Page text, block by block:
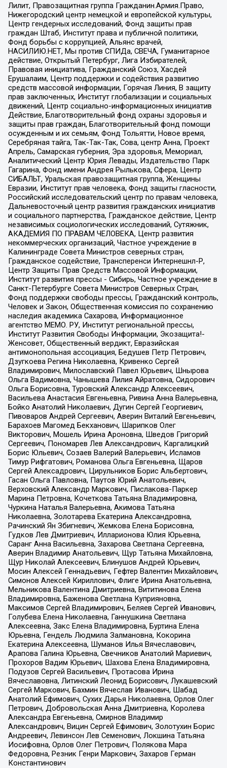
Лилит, Правозащитная группа Гражданин.Армия.Право,
Нижегородский центр немецкой и европейской культуры,
Центр гендерных исследований, Фонд защиты прав
граждан Штаб, Институт права и публичной политики,
Фонд борьбы с коррупцией, Альянс врачей,
НАСИЛИЮ.НЕТ, Мы против СПИДа, СВЕЧА, Гуманитарное
действие, Открытый Петербург, Лига Избирателей,
Правовая инициатива, Гражданский Союз, Хасдей
Ерушалаим, Центр поддержки и содействия развитию
средств массовой информации, Горячая Линия, В защиту
прав заключенных, Институт глобализации и социальных
движений, Центр социально-информационных инициатив
Действие, Благотворительный фонд охраны здоровья и
защиты прав граждан, Благотворительный фонд помощи
осужденным и их семьям, Фонд Тольятти, Новое время,
Серебряная тайга, Так-Так-Так, Сова, центр Анна, Проект
Апрель, Самарская губерния, Эра здоровья, Мемориал,
Аналитический Центр Юрия Левады, Издательство Парк
Гагарина, Фонд имени Андрея Рылькова, Сфера, Центр
СИБАЛЬТ, Уральская правозащитная группа, Женщины
Евразии, Институт прав человека, Фонд защиты гласности,
Российский исследовательский центр по правам человека,
Дальневосточный центр развития гражданских инициатив
и социального партнерства, Гражданское действие, Центр
независимых социологических исследований, Сутяжник,
АКАДЕМИЯ ПО ПРАВАМ ЧЕЛОВЕКА, Центр развития
некоммерческих организаций, Частное учреждение в
Калининграде Совета Министров северных стран,
Гражданское содействие, Трансперенси Интернешнл-Р,
Центр Защиты Прав Средств Массовой Информации,
Институт развития прессы - Сибирь, Частное учреждение в
Санкт-Петербурге Совета Министров Северных Стран,
Фонд поддержки свободы прессы, Гражданский контроль,
Человек и Закон, Общественная комиссия по сохранению
наследия академика Сахарова, Информационное
агентство МЕМО. РУ, Институт региональной прессы,
Институт Развития Свободы Информации, Экозащита!-
Женсовет, Общественный вердикт, Евразийская
антимонопольная ассоциация, Бедушев Петр Петрович,
Дзугкоева Регина Николаевна, Кривенко Сергей
Владимирович, Милославский Павел Юрьевич, Шнырова
Ольга Вадимовна, Чанышева Лилия Айратовна, Сидорович
Ольга Борисовна, Туровский Александр Алексеевич,
Васильева Анастасия Евгеньевна, Ривина Анна Валерьевна,
Бойко Анатолий Николаевич, Дугин Сергей Георгиевич,
Пивоваров Андрей Сергеевич, Аверин Виталий Евгеньевич,
Барахоев Магомед Бекханович, Шарипков Олег
Викторович, Мошель Ирина Ароновна, Шведов Григорий
Сергеевич, Пономарев Лев Александрович, Каргалицкий
Борис Юльевич, Созаев Валерий Валерьевич, Исламов
Тимур Рифгатович, Романова Ольга Евгеньевна, Щаров
Сергей Алексадрович, Цирульников Борис Альбертович,
Гасан Ольга Павловна, Паутов Юрий Анатольевич,
Верховский Александр Маркович, Пислакова-Паркер
Марина Петровна, Кочеткова Татьяна Владимировна,
Чуркина Наталья Валерьевна, Акимова Татьяна
Николаевна, Золотарева Екатерина Александровна,
Рачинский Ян Збигневич, Жемкова Елена Борисовна,
Гудков Лев Дмитриевич, Илларионова Юлия Юрьевна,
Саранг Анна Васильевна, Захарова Светлана Сергеевна,
Аверин Владимир Анатольевич, Щур Татьяна Михайловна,
Щур Николай Алексеевич, Блинушов Андрей Юрьевич,
Мосин Алексей Геннадьевич, Гефтер Валентин Михайлович,
Симонов Алексей Кириллович, Флиге Ирина Анатольевна,
Мельникова Валентина Дмитриевна, Вититинова Елена
Владимировна, Баженова Светлана Куприяновна,
Максимов Сергей Владимирович, Беляев Сергей Иванович,
Голубева Елена Николаевна, Ганнушкина Светлана
Алексеевна, Закс Елена Владимировна, Буртина Елена
Юрьевна, Гендель Людмила Залмановна, Кокорина
Екатерина Алексеевна, Шуманов Илья Вячеславович,
Арапова Галина Юрьевна, Свечников Анатолий Мариевич,
Прохоров Вадим Юрьевич, Шахова Елена Владимировна,
Подузов Сергей Васильевич, Протасова Ирина
Вячеславовна, Литинский Леонид Борисович, Лукашевский
Сергей Маркович, Бахмин Вячеслав Иванович, Шабад
Анатолий Ефимович, Сухих Дарья Николаевна, Орлов Олег
Петрович, Добровольская Анна Дмитриевна, Королева
Александра Евгеньевна, Смирнов Владимир
Александрович, Вицин Сергей Ефимович, Золотухин Борис
Андреевич, Левинсон Лев Семенович, Локшина Татьяна
Иосифовна, Орлов Олег Петрович, Полякова Мара
Федоровна, Резник Генри Маркович, Захаров Герман
Константинович